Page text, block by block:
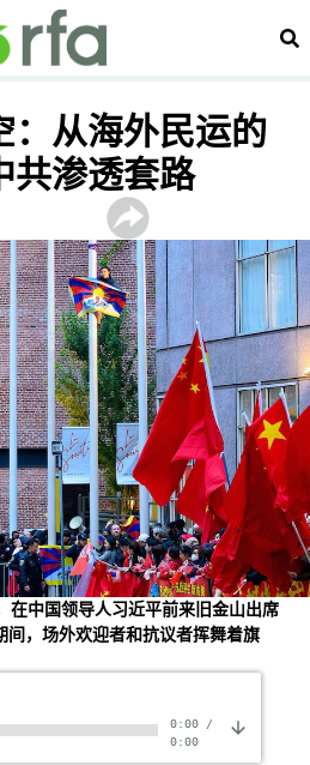
搜
：从海外民运的
共渗透套路
在中国领导人习近平前来旧金山出席
间，场外欢迎者和抗议者挥舞着旗
0:00/
0:00